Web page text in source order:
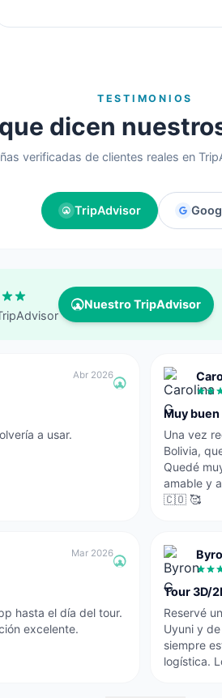
TESTIMONIOS
dicen
verificadas de clientes reales en
TripAdvisor
Nuestro TripAdvisor
Abr 2026
a usar.
Muy
Una vez
Bolivia,
Quedé
amable y
🇨🇴 🥰
Mar 2026
hasta el día del tour.
excelente.
Tour 3D/
Reservé
Uyuni y
siempre
logística.